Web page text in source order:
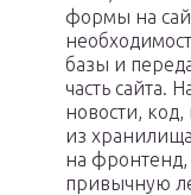
формы на
базы и
часть сайта.
новости,
из
на фронтенд,
привычную